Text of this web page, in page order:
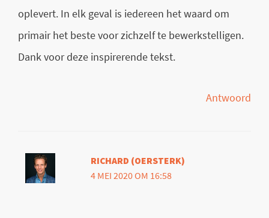
oplevert. In elk geval is iedereen het waard om
primair het beste voor zichzelf te bewerkstelligen.
Dank voor deze inspirerende tekst.
Antwoord
RICHARD (OERSTERK)
4 MEI 2020 OM 16:58